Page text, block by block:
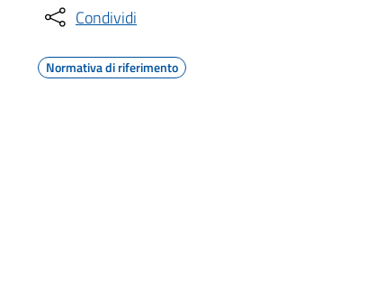
Condividi
Normativa di riferimento